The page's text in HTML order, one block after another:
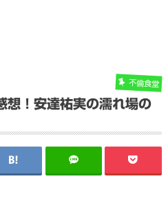
不倫食堂
想！安達祐実の濡れ場の